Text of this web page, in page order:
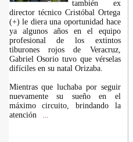
también ex
director técnico Cristóbal Ortega
(+) le diera una oportunidad hace
ya algunos años en el equipo
profesional de los extintos
tiburones rojos de Veracruz,
Gabriel Osorio tuvo que vérselas
difíciles en su natal Orizaba.
Mientras que luchaba por seguir
nuevamente su sueño en el
máximo circuito, brindando la
atención